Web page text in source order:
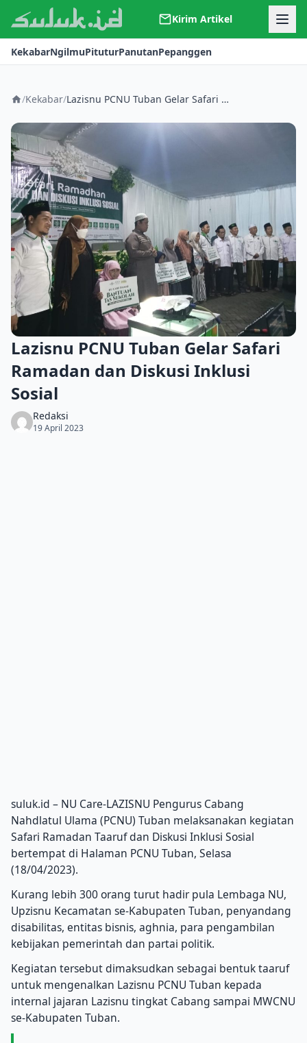
Kirim Artikel
Kerjasama
Kontak
KekabarNgilmuPituturPanutanPepanggen
/Kekabar/ Lazisnu PCNU Tuban Gelar Safari Ramadan dan Diskusi Inklusi Sosial
Lazisnu PCNU Tuban Gelar Safari
Ramadan dan Diskusi Inklusi
Sosial
Redaksi
19 April 2023
suluk.id – NU Care-LAZISNU Pengurus Cabang
Nahdlatul Ulama (PCNU) Tuban melaksanakan kegiatan
Safari Ramadan Taaruf dan Diskusi Inklusi Sosial
bertempat di Halaman PCNU Tuban, Selasa
(18/04/2023).
Kurang lebih 300 orang turut hadir pula Lembaga NU,
Upzisnu Kecamatan se-Kabupaten Tuban, penyandang
disabilitas, entitas bisnis, aghnia, para pengambilan
kebijakan pemerintah dan partai politik.
Kegiatan tersebut dimaksudkan sebagai bentuk taaruf
untuk mengenalkan Lazisnu PCNU Tuban kepada
internal jajaran Lazisnu tingkat Cabang sampai MWCNU
se-Kabupaten Tuban.